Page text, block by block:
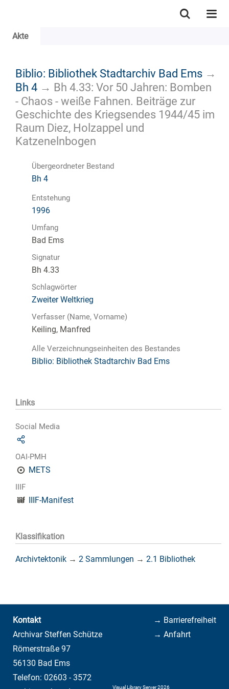
Akte
Biblio: Bibliothek Stadtarchiv Bad Ems →
Bh 4 → Bh 4.33: Vor 50 Jahren: Bomben
- Chaos - weiße Fahnen. Beiträge zur
Geschichte des Kriegsendes 1944/45 im
Raum Diez, Holzappel und
Katzenelnbogen
Übergeordneter Bestand
Bh 4
Entstehung
1996
Umfang
Bad Ems
Signatur
Bh 4.33
Schlagwörter
Zweiter Weltkrieg
Verfasser (Name, Vorname)
Keiling, Manfred
Alle Verzeichnungseinheiten des Bestandes
Biblio: Bibliothek Stadtarchiv Bad Ems
Links
Social Media
OAI-PMH
METS
IIIF
IIIF-Manifest
Klassifikation
Archivtektonik → 2 Sammlungen → 2.1 Bibliothek
→ Barrierefreiheit
→ Anfahrt
Kontakt
Archivar Steffen Schütze
Römerstraße 97
56130 Bad Ems
Telefon: 02603 - 3572
Visual Library Server 2026